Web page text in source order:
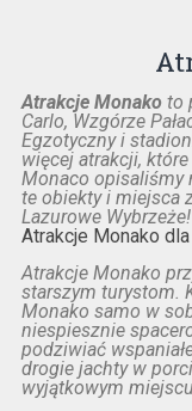
Atrakcje Monakoto
Carlo, Wzgórze
Egzotyczny i
więcej atrakcji,
Monaco opisaliśmy
te obiekty i miejsca
Lazurowe Wybrzeże!
Atrakcje Monako
Atrakcje Monako
starszym turystom.
Monako samo w
niespiesznie
podziwiać
drogie jachty w
wyjątkowym